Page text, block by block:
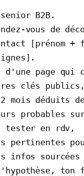
B2B.
vous de
[prénom
page qui
clés
mois déduits
probables
tester en rdv,
pertinentes
infos
ton